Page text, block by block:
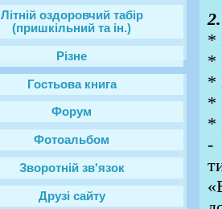
Літній оздоровчий табір
(пришкільний та ін.)
Різне
Гостьова книга
Форум
Фотоальбом
Зворотній зв'язок
Друзі сайту
*
*
*
*
*
-